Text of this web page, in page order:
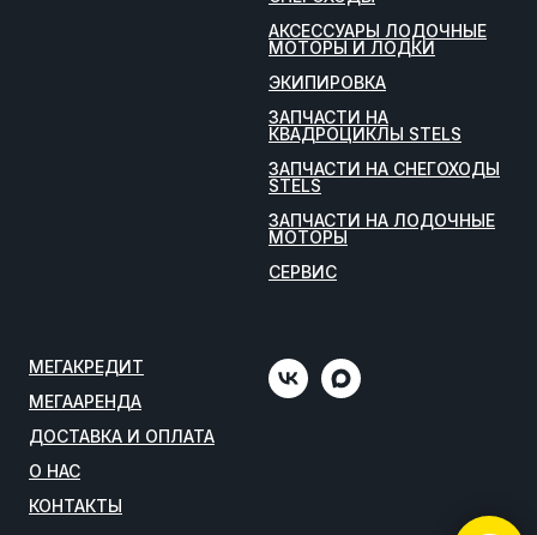
АКСЕССУАРЫ ЛОДОЧНЫЕ
МОТОРЫ И ЛОДКИ
ЭКИПИРОВКА
ЗАПЧАСТИ НА
КВАДРОЦИКЛЫ STELS
ЗАПЧАСТИ НА СНЕГОХОДЫ
STELS
ЗАПЧАСТИ НА ЛОДОЧНЫЕ
МОТОРЫ
СЕРВИС
МЕГАКРЕДИТ
МЕГААРЕНДА
ДОСТАВКА И ОПЛАТА
О НАС
КОНТАКТЫ